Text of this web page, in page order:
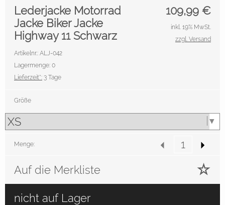
109,99 €
Lederjacke Motorrad
Jacke Biker Jacke
Highway 11 Schwarz
Artikelnr.: ALJ-042
Lagermenge: 0
Lieferzeit*: 3 Tage
inkl. 19% MwSt.
zzgl. Versand
Größe
Menge:
Auf die Merkliste
nicht auf Lager